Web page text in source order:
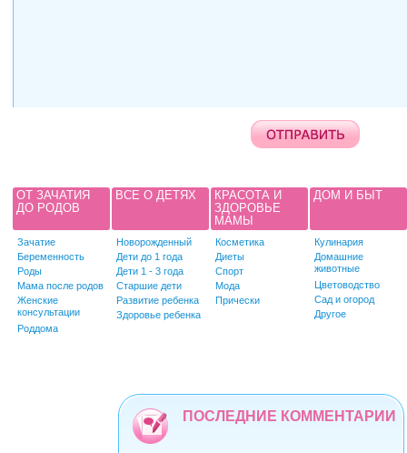
ОТ ЗАЧАТИЯ
ДО РОДОВ
Зачатие
Беременность
Роды
Мама после родов
Женские
консультации
Роддома
ВСЕ О ДЕТЯХ
Новорожденный
Дети до 1 года
Дети 1 - 3 года
Старшие дети
Развитие ребенка
Здоровье ребенка
КРАСОТА И
ЗДОРОВЬЕ
МАМЫ
Косметика
Диеты
Спорт
Мода
Прически
ДОМ И БЫТ
Кулинария
Домашние
животные
Цветоводство
Сад и огород
Другое
ПОСЛЕДНИЕ КОММЕНТАРИИ